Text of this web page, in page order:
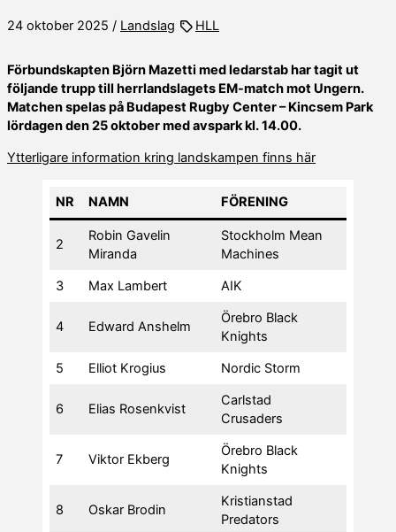
24 oktober 2025 / Landslag HLL
Förbundskapten Björn Mazetti med ledarstab har tagit ut
följande trupp till herrlandslagets EM-match mot Ungern.
Matchen spelas på Budapest Rugby Center – Kincsem Park
lördagen den 25 oktober med avspark kl. 14.00.
Ytterligare information kring landskampen finns här
NR NAMN FÖRENING
2
Robin Gavelin
Miranda
Stockholm Mean
Machines
3
Max Lambert AIK
4 Edward Anshelm
Örebro Black
Knights
5
Elliot Krogius Nordic Storm
6 Elias Rosenkvist
Carlstad
Crusaders
7 Viktor Ekberg
Örebro Black
Knights
8 Oskar Brodin
Kristianstad
Predators